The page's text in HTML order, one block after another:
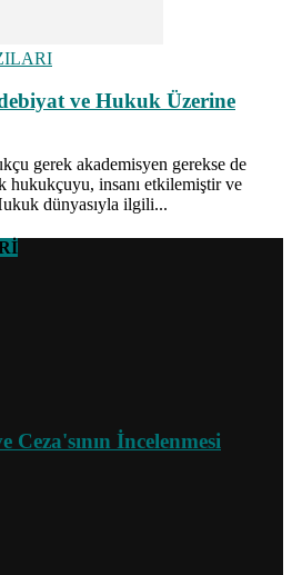
ve Hukuk Üzerine
gerek akademisyen gerekse de
hukukçuyu, insanı etkilemiştir ve
dünyasıyla ilgili...
İncelenmesi